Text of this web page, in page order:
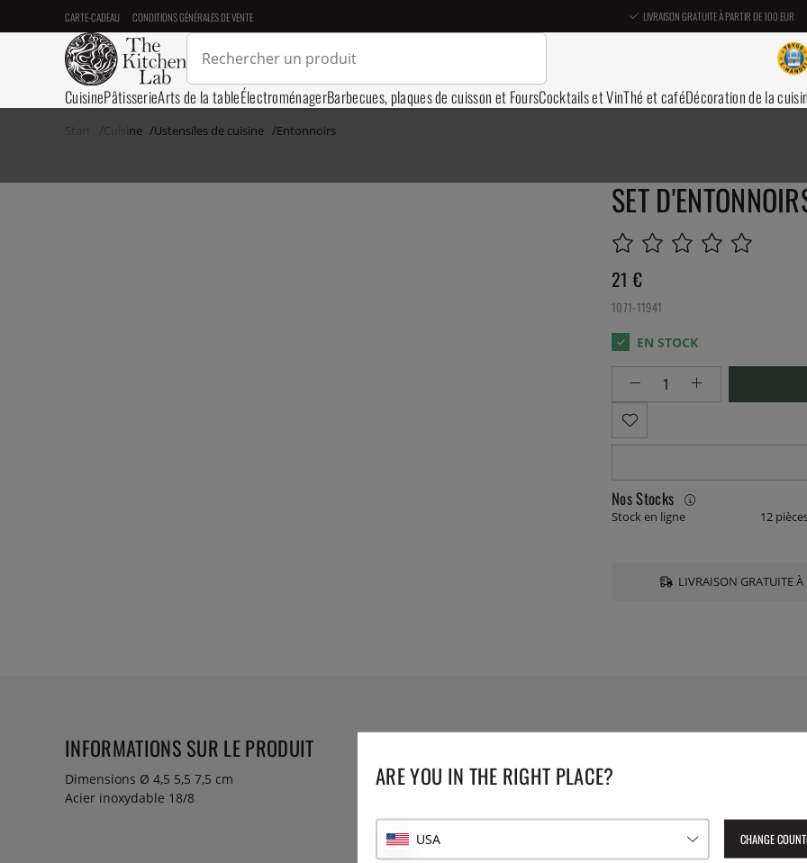
CARTE-CADEAU CONDITIONS GÉNÉRALES DE VENTE LIVRAISON GRATUITE À PARTIR DE 100 EUR
CuisinePâtisserieArts de la tableÉlectroménagerBarbecues, plaques de cuisson et FoursCocktails et VinThé et caféDécoration de la
Start Cuisine Ustensiles de cuisine Entonnoirs
SET
21 €
1071-11941
Nos Stocks
Stock en ligne 12
LIVRAISON GRATUITE
INFORMATIONS SUR LE PRODUIT
Dimensions Ø 4,5 5,5 7,5 cm
Acier inoxydable 18/8
ARE YOU IN THE RIGHT PLACE?
USA CHANGE